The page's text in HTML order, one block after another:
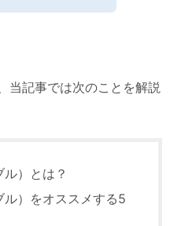
当記事では次のことを解説
）とは？
）をオススメする5